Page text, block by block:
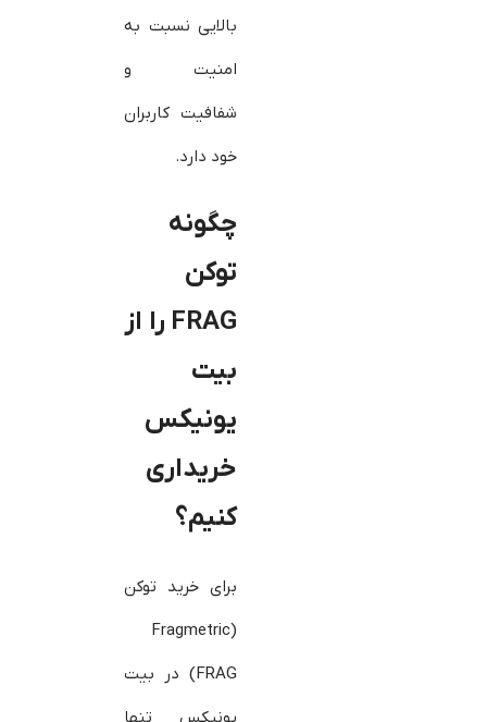
بالایی نسبت به
امنیت و
شفافیت کاربران
خود دارد.
چگونه
توکن
FRAG را از
بیت
یونیکس
خریداری
کنیم؟
برای خرید توکن
(Fragmetric
(FRAG در بیت
یونیکس تنها